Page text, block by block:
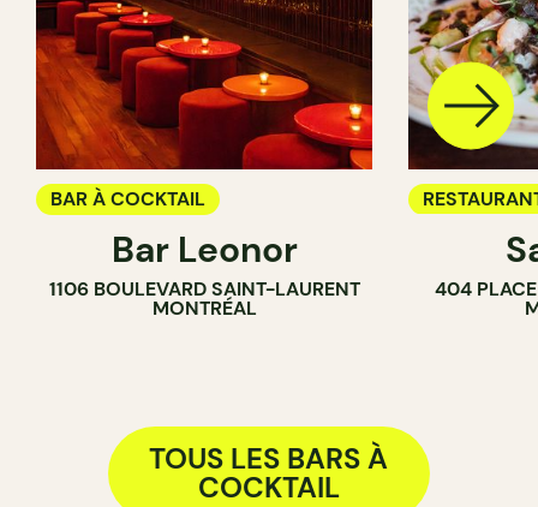
BAR À COCKTAIL
Bar Leonor
1106 BOULEVARD SAINT-LAURENT
MONTRÉAL
BAR À VIN
404
TOUS LES BARS À
COCKTAIL